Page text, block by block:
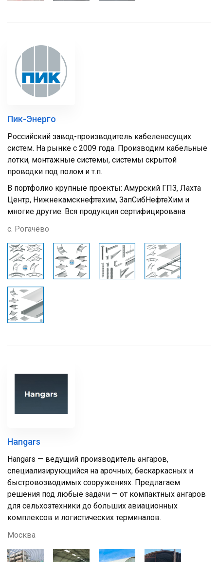
Пик-Энерго
Российский завод-производитель кабеленесущих
систем. На рынке с 2009 года. Производим кабельные
лотки, монтажные системы, системы скрытой
проводки под полом и т.п.
В портфолио крупные проекты: Амурский ГПЗ, Лахта
Центр, Нижнекамскнефтехим, ЗапСибНефтеХим и
многие другие. Вся продукция сертифицирована
с. Рогачёво
Hangars
Hangars — ведущий производитель ангаров,
специализирующийся на арочных, бескаркасных и
быстровозводимых сооружениях. Предлагаем
решения под любые задачи — от компактных ангаров
для сельхозтехники до больших авиационных
комплексов и логистических терминалов.
Москва